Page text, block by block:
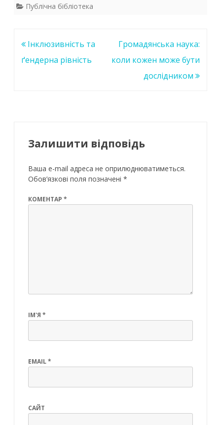
e
o
o
ittat
A
p
k
dI
n
Публічна бібліотека
Навігація
записів
Інклюзивність та
ґендерна рівність
Громадянська наука:
коли кожен може бути
дослідником
Залишити відповідь
Ваша e-mail адреса не оприлюднюватиметься.
Обов’язкові поля позначені *
КОМЕНТАР *
ІМ'Я *
EMAIL*
САЙТ